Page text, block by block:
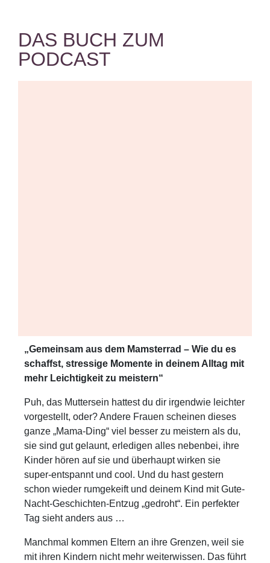
DAS BUCH ZUM
PODCAST
„Gemeinsam aus dem Mamsterrad – Wie du es
schaffst, stressige Momente in deinem Alltag mit
mehr Leichtigkeit zu meistern“
Puh, das Muttersein hattest du dir irgendwie leichter
vorgestellt, oder? Andere Frauen scheinen dieses
ganze „Mama-Ding“ viel besser zu meistern als du,
sie sind gut gelaunt, erledigen alles nebenbei, ihre
Kinder hören auf sie und überhaupt wirken sie
super-entspannt und cool. Und du hast gestern
schon wieder rumgekeift und deinem Kind mit Gute-
Nacht-Geschichten-Entzug „gedroht“. Ein perfekter
Tag sieht anders aus …
Manchmal kommen Eltern an ihre Grenzen, weil sie
mit ihren Kindern nicht mehr weiterwissen. Das führt